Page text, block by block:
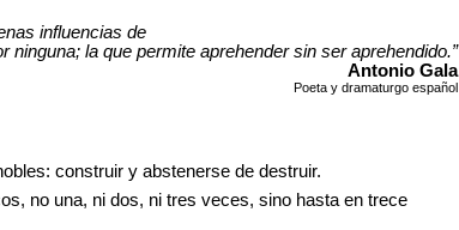
influencias de
la que permite aprehender sin ser aprehendido.”
Antonio Gala
Poeta y dramaturgo español
construir y abstenerse de destruir.
no una, ni dos, ni tres veces, sino hasta en trece